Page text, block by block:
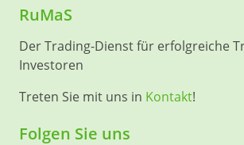
RuMaS
Der Trading-Dienst für erfolgreiche
Investoren
Treten Sie mit uns in Kontakt!
Folgen Sie uns